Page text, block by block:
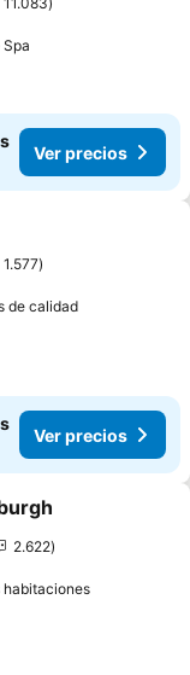
Ver precios
1.577
de calidad
Ver precios
2.622
habitaciones